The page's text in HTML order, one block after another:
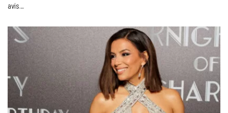
avis…